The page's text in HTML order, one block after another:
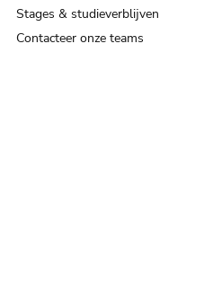
Stages & studieverblijven
Contacteer onze teams